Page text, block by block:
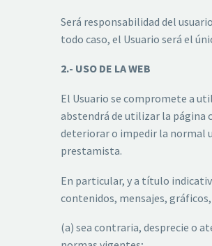
Será responsabilidad del
todo caso, el Usuario será el
2.- USO DE LA WEB
El Usuario se compromete a
abstendrá de utilizar la página
deteriorar o impedir la normal
prestamista.
En particular, y a título
contenidos, mensajes,
(a) sea contraria, desprecie o